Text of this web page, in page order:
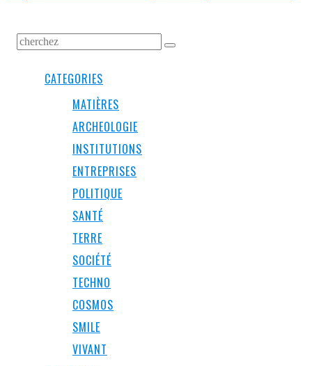
CATEGORIES
MATIÈRES
ARCHEOLOGIE
INSTITUTIONS
ENTREPRISES
POLITIQUE
SANTÉ
TERRE
SOCIÉTÉ
TECHNO
COSMOS
SMILE
VIVANT